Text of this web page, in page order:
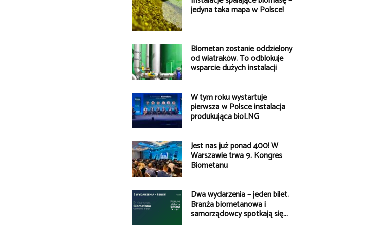
jedyna taka mapa w Polsce!
Biometan zostanie oddzielony
od wiatraków. To odblokuje
wsparcie dużych instalacji
W tym roku wystartuje
pierwsza w Polsce instalacja
produkująca bioLNG
Jest nas już ponad 400! W
Warszawie trwa 9. Kongres
Biometanu
Dwa wydarzenia – jeden bilet.
Branża biometanowa i
samorządowcy spotkają się...